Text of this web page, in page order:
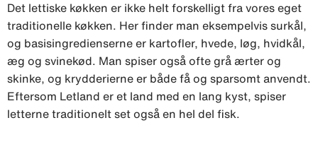
Det lettiske køkken er ikke helt forskelligt fra vores eget
traditionelle køkken. Her finder man eksempelvis surkål,
og basisingredienserne er kartofler, hvede, løg, hvidkål,
æg og svinekød. Man spiser også ofte grå ærter og
skinke, og krydderierne er både få og sparsomt anvendt.
Eftersom Letland er et land med en lang kyst, spiser
letterne traditionelt set også en hel del fisk.